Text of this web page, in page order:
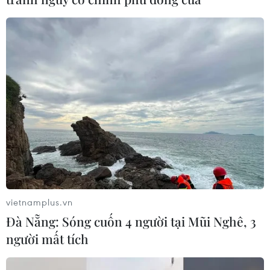
Đề xuất trợ cấp một lần cho giáo viên
mầm non đã nghỉ công tác chưa
hưởng chế độ
05/08/2026 14:59
Chính sách khuyến khích doanh
nghiệp tham gia hoạt động giáo dục
nghề nghiệp
05/08/2026 14:58
Thực hiện các nhiệm vụ trọng tâm
trong năm học 2026-2027
05/08/2026 13:13
vietnamplus.vn
Đà Nẵng: Sóng cuốn 4 người tại Mũi Nghê, 3
người mất tích